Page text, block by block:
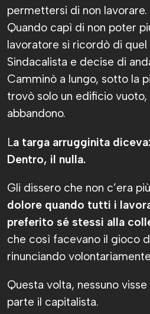
permettersi di non lavorare.
Quando capì di non poter
lavoratore si ricordò di
Sindacalista e decise di
Camminò a lungo, sotto la
trovò solo un edificio
abbandono.
La targa arrugginita
Dentro, il nulla.
Gli dissero che non c’era
dolore quando tutti i
preferito sé stessi alla
che così facevano il gioco
rinunciando
Questa volta, nessuno
parte il capitalista.